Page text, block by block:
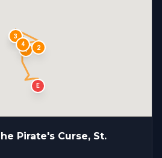
S
1 2
3
4
E
Pirate's Curse, St.